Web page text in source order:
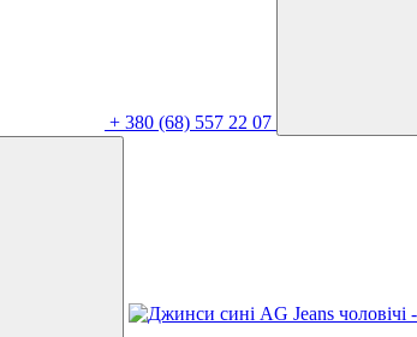
+ 380 (68) 557 22 07